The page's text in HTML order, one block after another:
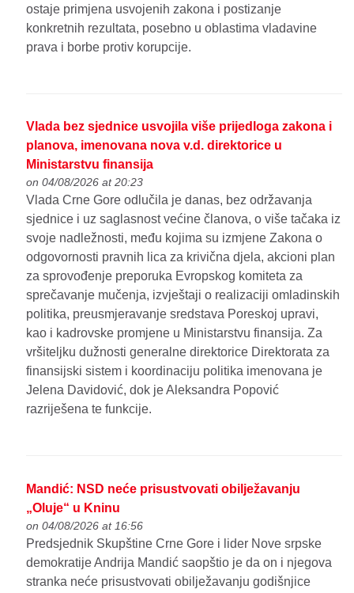
ostaje primjena usvojenih zakona i postizanje
konkretnih rezultata, posebno u oblastima vladavine
prava i borbe protiv korupcije.
Vlada bez sjednice usvojila više prijedloga zakona i
planova, imenovana nova v.d. direktorice u
Ministarstvu finansija
on 04/08/2026 at 20:23
Vlada Crne Gore odlučila je danas, bez održavanja
sjednice i uz saglasnost većine članova, o više tačaka iz
svoje nadležnosti, među kojima su izmjene Zakona o
odgovornosti pravnih lica za krivična djela, akcioni plan
za sprovođenje preporuka Evropskog komiteta za
sprečavanje mučenja, izvještaji o realizaciji omladinskih
politika, preusmjeravanje sredstava Poreskoj upravi,
kao i kadrovske promjene u Ministarstvu finansija. Za
vršiteljku dužnosti generalne direktorice Direktorata za
finansijski sistem i koordinaciju politika imenovana je
Jelena Davidović, dok je Aleksandra Popović
razriješena te funkcije.
Mandić: NSD neće prisustvovati obilježavanju
„Oluje“ u Kninu
on 04/08/2026 at 16:56
Predsjednik Skupštine Crne Gore i lider Nove srpske
demokratije Andrija Mandić saopštio je da on i njegova
stranka neće prisustvovati obilježavanju godišnjice